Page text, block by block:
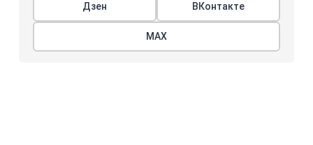
Дзен ВКонтакте
МАХ